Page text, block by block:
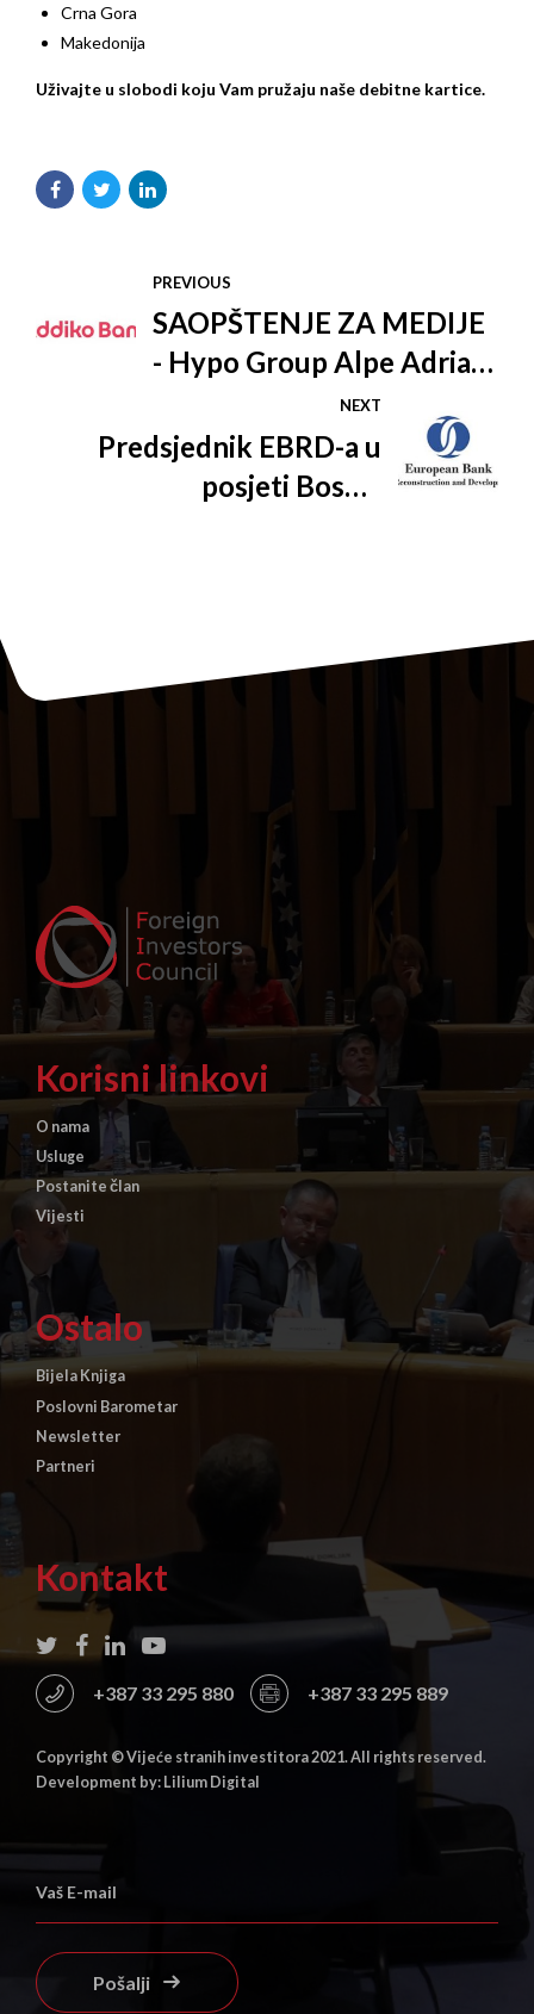
Crna Gora
Makedonija
Uživajte u slobodi koju Vam pružaju naše debitne kartice.
PREVIOUS
SAOPŠTENJE ZA MEDIJE
- Hypo Group Alpe Adria
ima novi brend i novo ime -
ADDIKO BANK
NEXT
Predsjednik EBRD-a u
posjeti Bosni i
Korisni linkovi
O nama
Usluge
Postanite član
Vijesti
Ostalo
Bijela Knjiga
Poslovni Barometar
Newsletter
Partneri
Kontakt
+387 33 295 880 +387 33 295 889
Copyright © Vijeće stranih investitora 2021. All rights reserved.
Development by: Lilium Digital
Pošalji